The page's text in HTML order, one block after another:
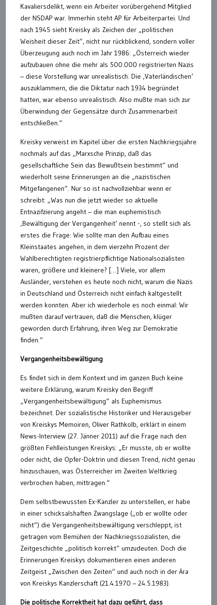
Kavaliersdelikt, wenn ein Arbeiter vorübergehend Mitglied
der NSDAP war. Immerhin steht AP für Arbeiterpartei. Und
nach 1945 sieht Kreisky als Zeichen der „politischen
Weisheit dieser Zeit“, nicht nur rückblickend, sondern voller
Überzeugung auch noch im Jahr 1986: „Österreich wieder
aufzubauen ohne die mehr als 500.000 registrierten Nazis
– diese Vorstellung war unrealistisch. Die ‚Vaterländischen‘
auszuklammern, die die Diktatur nach 1934 begründet
hatten, war ebenso unrealistisch. Also mußte man sich zur
Überwindung der Gegensätze durch Zusammenarbeit
entschließen.“
Kreisky verweist im Kapitel über die ersten Nachkriegsjahre
nochmals auf das „Marxsche Prinzip, daß das
gesellschaftliche Sein das Bewußtsein bestimmt“ und
wiederholt seine Erinnerungen an die „nazistischen
Mitgefangenen“. Nur so ist nachvollziehbar wenn er
schreibt: „Was nun die jetzt wieder so aktuelle
Entnazifzierung angeht – die man euphemistisch
‚Bewältigung der Vergangenheit‘ nennt -, so stellt sich als
erstes die Frage: Wie sollte man den Aufbau eines
Kleinstaates angehen, in dem vierzehn Prozent der
Wahlberechtigten registrierpflichtige Nationalsozialisten
waren, größere und kleinere? […] Viele, vor allem
Ausländer, verstehen es heute noch nicht, warum die Nazis
in Deutschland und Österreich nicht einfach kaltgestellt
werden konnten. Aber ich wiederhole es noch einmal: Wir
mußten darauf vertrauen, daß die Menschen, klüger
geworden durch Erfahrung, ihren Weg zur Demokratie
finden.“
Vergangenheitsbewältigung
Es findet sich in dem Kontext und im ganzen Buch keine
weitere Erklärung, warum Kreisky den Begriff
„Vergangenheitsbewältigung“ als Euphemismus
bezeichnet. Der sozialistische Historiker und Herausgeber
von Kreiskys Memoiren, Oliver Rathkolb, erklärt in einem
News-Interview (27. Jänner 2011) auf die Frage nach den
größten Fehlleistungen Kreiskys: „Er musste, ob er wollte
oder nicht, die Opfer-Doktrin und diesen Trend, nicht genau
hinzuschauen, was Österreicher im Zweiten Weltkrieg
verbrochen haben, mittragen.“
Dem selbstbewussten Ex-Kanzler zu unterstellen, er habe
in einer schicksalshaften Zwangslage („ob er wollte oder
nicht“) die Vergangenheitsbewältigung verschleppt, ist
getragen vom Bemühen der Nachkriegssozialisten, die
Zeitgeschichte „politisch korrekt“ umzudeuten. Doch die
Erinnerungen Kreiskys dokumentieren einen anderen
Zeitgeist „Zwischen den Zeiten“ und auch noch in der Ära
von Kreiskys Kanzlerschaft (21.4.1970 – 24.5.1983).
Die politische Korrektheit hat dazu geführt, dass